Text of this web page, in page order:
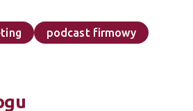
podcast firmowy